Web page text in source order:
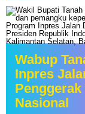
Wabup
Inpres
Nasional